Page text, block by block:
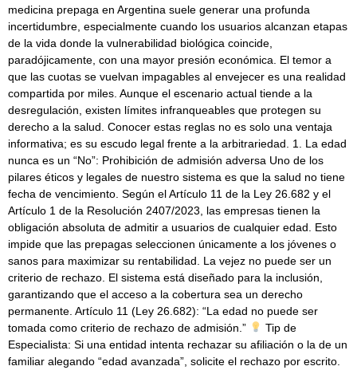
medicina prepaga en Argentina suele generar una profunda
incertidumbre, especialmente cuando los usuarios alcanzan etapas
de la vida donde la vulnerabilidad biológica coincide,
paradójicamente, con una mayor presión económica. El temor a
que las cuotas se vuelvan impagables al envejecer es una realidad
compartida por miles. Aunque el escenario actual tiende a la
desregulación, existen límites infranqueables que protegen su
derecho a la salud. Conocer estas reglas no es solo una ventaja
informativa; es su escudo legal frente a la arbitrariedad. 1. La edad
nunca es un “No”: Prohibición de admisión adversa Uno de los
pilares éticos y legales de nuestro sistema es que la salud no tiene
fecha de vencimiento. Según el Artículo 11 de la Ley 26.682 y el
Artículo 1 de la Resolución 2407/2023, las empresas tienen la
obligación absoluta de admitir a usuarios de cualquier edad. Esto
impide que las prepagas seleccionen únicamente a los jóvenes o
sanos para maximizar su rentabilidad. La vejez no puede ser un
criterio de rechazo. El sistema está diseñado para la inclusión,
garantizando que el acceso a la cobertura sea un derecho
permanente. Artículo 11 (Ley 26.682): “La edad no puede ser
tomada como criterio de rechazo de admisión.”
Tip de
Especialista: Si una entidad intenta rechazar su afiliación o la de un
familiar alegando “edad avanzada”, solicite el rechazo por escrito.